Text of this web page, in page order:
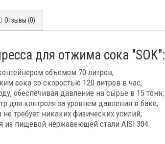
Отзывы (0)
для отжима сока "SOK":
объемом 70 литров;
сока со скоростью 120 литров в час;
обеспечивая давление на сырье в 15 тонн;
для контроля за уровнем давления в баке;
требует никаких физических усилий;
из пищевой нержавеющей стали AISI 304.